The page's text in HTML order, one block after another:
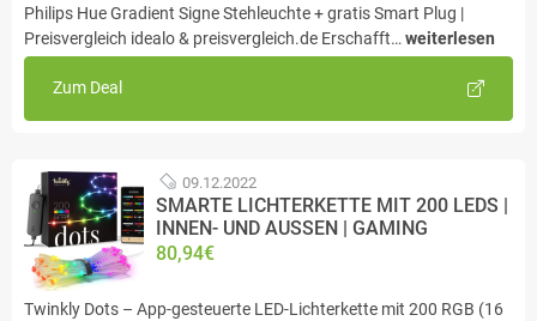
Philips Hue Gradient Signe Stehleuchte + gratis Smart Plug |
Preisvergleich idealo & preisvergleich.de Erschafft… weiterlesen
Zum Deal
09.12.2022
SMARTE LICHTERKETTE MIT 200 LEDS |
INNEN- UND AUSSEN | GAMING
80,94€
Twinkly Dots – App-gesteuerte LED-Lichterkette mit 200 RGB (16